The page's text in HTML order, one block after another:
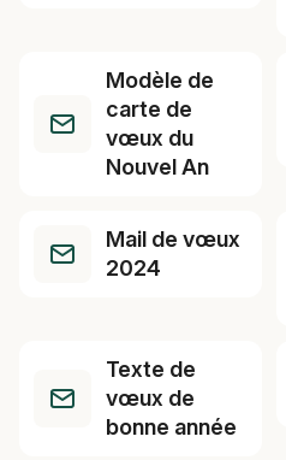
Modèle de
carte de
vœux du
Nouvel An
Mail de vœux
2024
Texte de
vœux de
bonne année